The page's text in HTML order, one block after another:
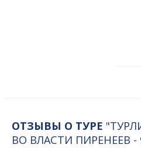
ОТЗЫВЫ О ТУРЕ
ВО ВЛАСТИ ПИРЕНЕЕВ -